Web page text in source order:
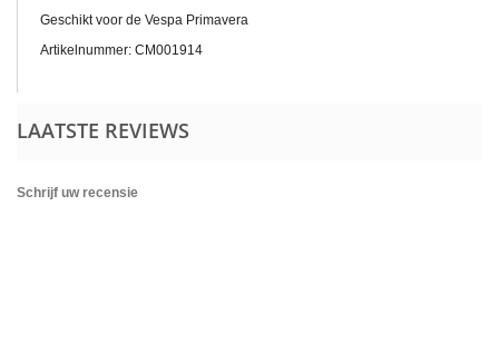
Geschikt voor de Vespa Primavera
Artikelnummer: CM001914
LAATSTE REVIEWS
Schrijf uw recensie